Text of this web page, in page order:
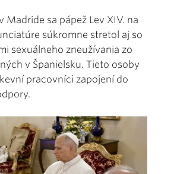
Madride sa pápež Lev XIV. na
súkromne stretol aj so
sexuálneho zneužívania zo
v Španielsku. Tieto osoby
pracovníci zapojení do